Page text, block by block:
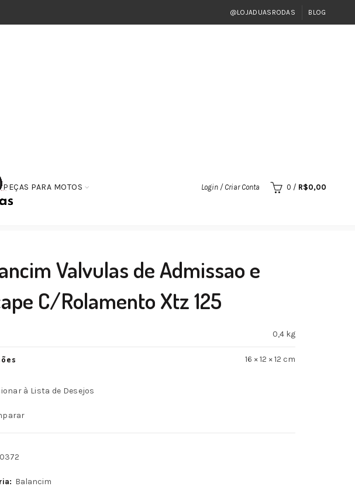
@LOJADUASRODAS BLOG
PEÇAS PARA MOTOS Login / Criar Conta 0 / R$0,00
Xtz 125
Valvulas de Admissao e
C/Rolamento Xtz 125
0,4 kg
16 × 12 × 12 cm
à Lista de Desejos
Balancim